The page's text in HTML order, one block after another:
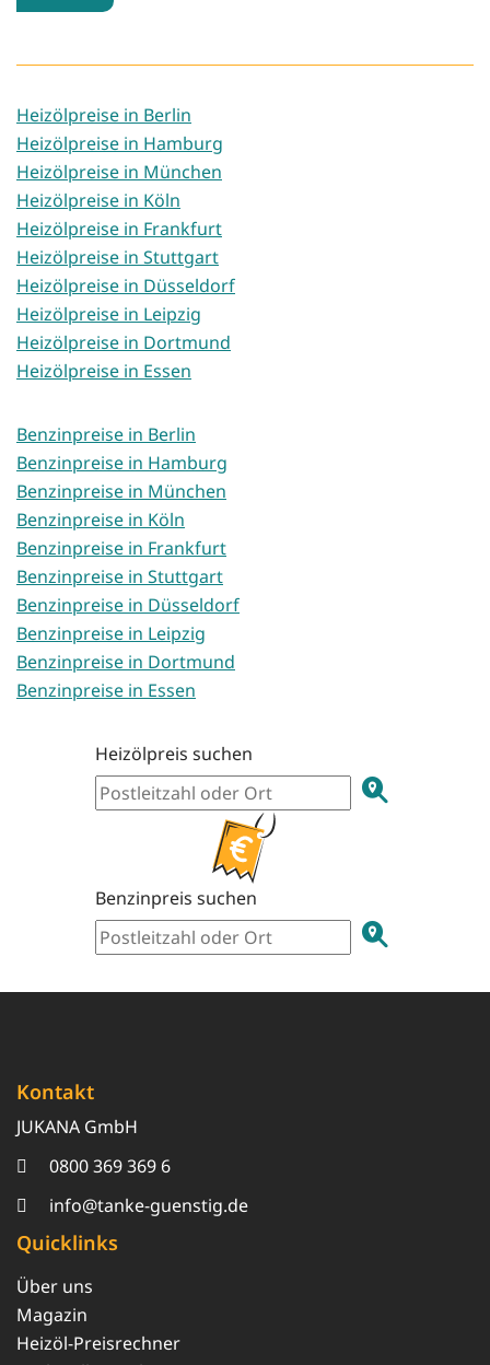
Heizölpreise in Berlin
Heizölpreise in Hamburg
Heizölpreise in München
Heizölpreise in Köln
Heizölpreise in Frankfurt
Heizölpreise in Stuttgart
Heizölpreise in Düsseldorf
Heizölpreise in Leipzig
Heizölpreise in Dortmund
Heizölpreise in Essen
Benzinpreise in Berlin
Benzinpreise in Hamburg
Benzinpreise in München
Benzinpreise in Köln
Benzinpreise in Frankfurt
Benzinpreise in Stuttgart
Benzinpreise in Düsseldorf
Benzinpreise in Leipzig
Benzinpreise in Dortmund
Benzinpreise in Essen
Heizölpreis suchen
Benzinpreis suchen
Kontakt
JUKANA GmbH
0800 369 369 6
info@tanke-guenstig.de
Quicklinks
Über uns
Magazin
Heizöl-Preisrechner